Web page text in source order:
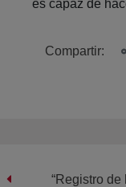
es capaz de
Compartir:
“Registro de